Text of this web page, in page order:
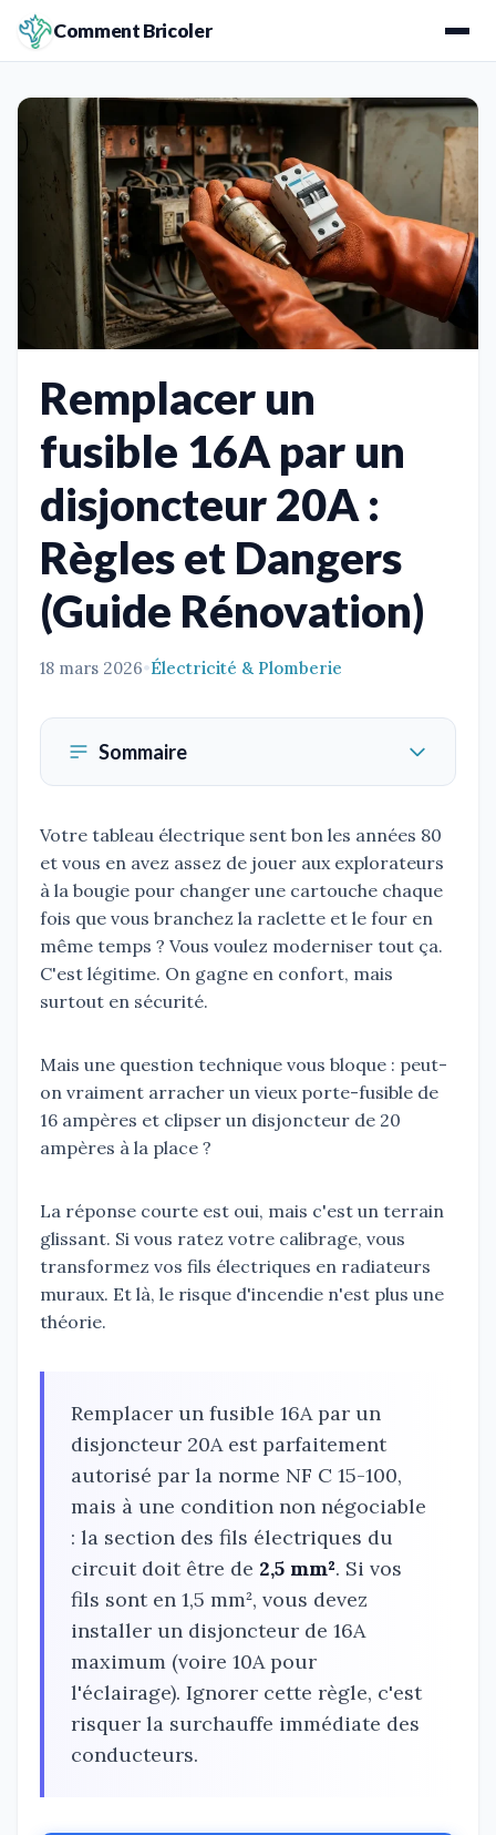
Comment Bricoler
Remplacer un
fusible 16A par un
disjoncteur 20A :
Règles et Dangers
(Guide Rénovation)
18 mars 2026•Électricité & Plomberie
Sommaire
Votre tableau électrique sent bon les années 80
et vous en avez assez de jouer aux explorateurs
à la bougie pour changer une cartouche chaque
fois que vous branchez la raclette et le four en
même temps ? Vous voulez moderniser tout ça.
C'est légitime. On gagne en confort, mais
surtout en sécurité.
Mais une question technique vous bloque : peut-
on vraiment arracher un vieux porte-fusible de
16 ampères et clipser un disjoncteur de 20
ampères à la place ?
La réponse courte est oui, mais c'est un terrain
glissant. Si vous ratez votre calibrage, vous
transformez vos fils électriques en radiateurs
muraux. Et là, le risque d'incendie n'est plus une
théorie.
Remplacer un fusible 16A par un
disjoncteur 20A est parfaitement
autorisé par la norme NF C 15-100,
mais à une condition non négociable
: la section des fils électriques du
circuit doit être de 2,5 mm². Si vos
fils sont en 1,5 mm², vous devez
installer un disjoncteur de 16A
maximum (voire 10A pour
l'éclairage). Ignorer cette règle, c'est
risquer la surchauffe immédiate des
conducteurs.